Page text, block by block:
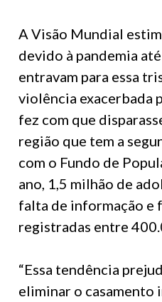
A Visão Mundial
devido à pandemia
entravam para essa
violência exacerbada
fez com que
região que tem a
com o Fundo de
ano, 1,5 milhão de
falta de informação e
registradas entre
“Essa tendência
eliminar o casamento